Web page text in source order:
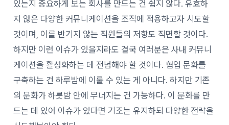
있는지 중요하게 보는 회사를 만드는 건 쉽지 않다. 유효하
지 않은 다양한 커뮤니케이션을 조직에 적용하고자 시도할
것이며, 이를 반기지 않는 직원들의 저항도 직면할 것이다.
하지만 이런 이슈가 있을지라도 결국 여러분은 사내 커뮤니
케이션을 활성화하는 데 전념해야 할 것이다. 협업 문화를
구축하는 건 하루밤에 이룰 수 있는 게 아니다. 하지만 기존
의 문화가 하룻밤 안에 무너지는 건 가능하다. 이 문화를 만
드는 데 있어 이슈가 있다면 기조는 유지하되 다양한 전략을